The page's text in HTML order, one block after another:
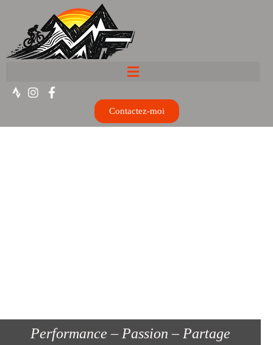
Contactez-moi
Performance – Passion – Partage